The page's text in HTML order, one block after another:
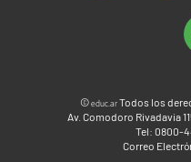
©educ.arTodos los
Av. Comodoro Rivadavia
Tel: 0800-
Correo